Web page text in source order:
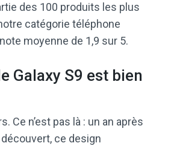
des 100 produits les plus
catégorie téléphone
moyenne de 1,9 sur 5.
Galaxy S9 est bien
Ce n’est pas là : un an après
découvert, ce design